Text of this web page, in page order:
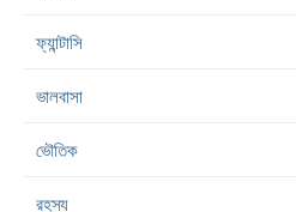
ফ্যান্টাসি
ভালবাসা
ভৌতিক
রহস্য